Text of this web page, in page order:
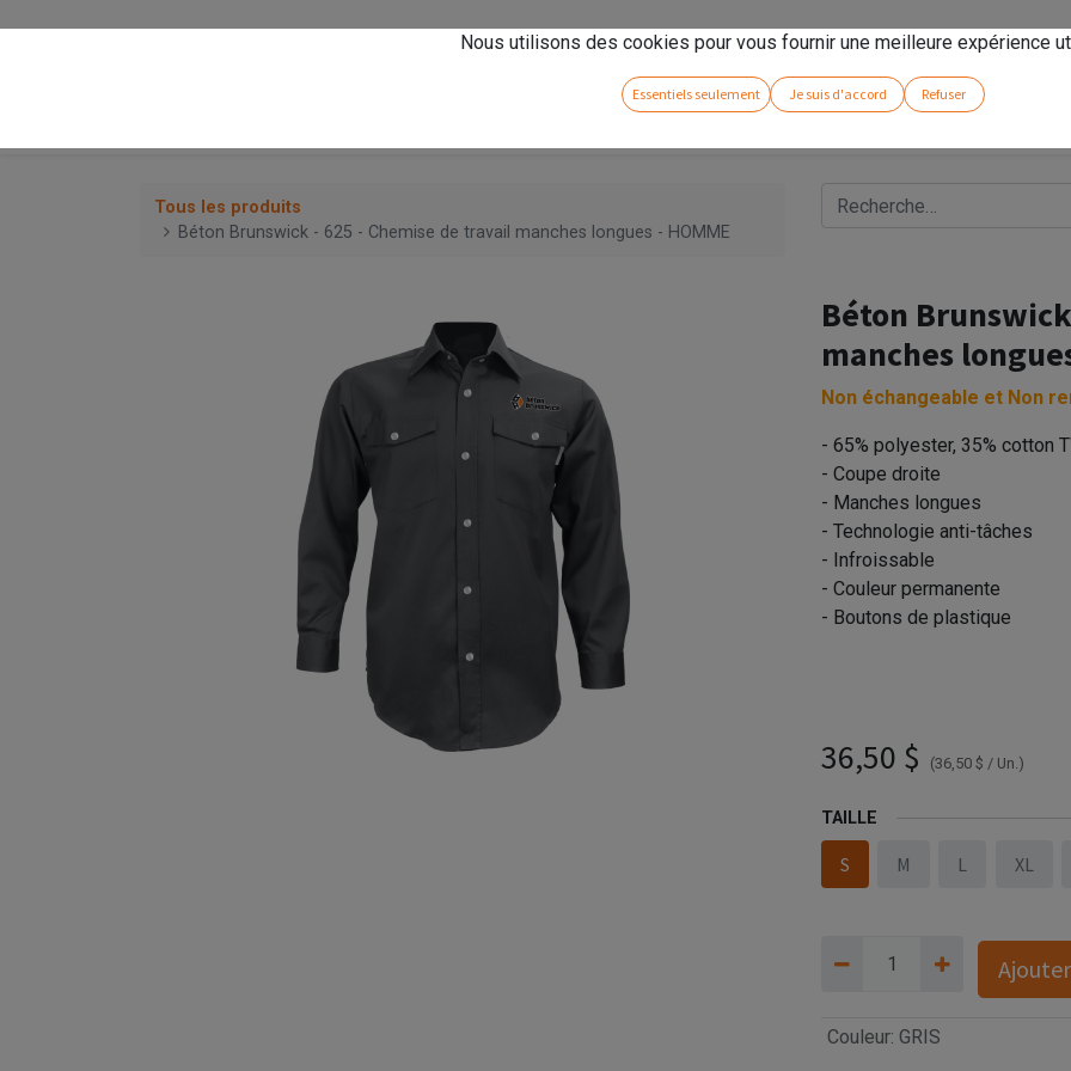
Vivez l'expérienceArseno!
Tous les produits
Béton Brunswick - 625 - Chemise de travail manches longues - HOMME
Béton
manches
Non échangeable et Non
- 65% polyester, 35% cotton
- Coupe droite
- Manches longues
- Technologie anti-tâches
- Infroissable
- Couleur permanente
- Boutons de plastique
36,50 $ (36,50 $ / Un. )
TAILLE
S M L XL
Couleur: GRIS
Nous utilisons des cookies pour vous fournir une meilleure expérience
Essentiels seulement Je suis d'accord Refuser